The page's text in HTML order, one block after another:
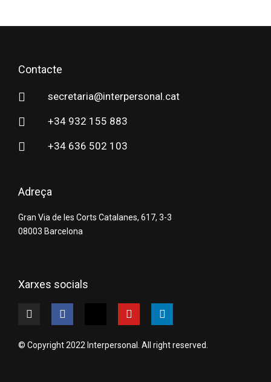
Contacte
secretaria@interpersonal.cat
+34 932 155 883
+34 636 502 103
Adreça
Gran Via de les Corts Catalanes, 617, 3-3
08003 Barcelona
Xarxes socials
I
n
t
a
F
a
e
b
w
i
Y
o
t
u
L
i
k
e
© Copyright 2022 Interpersonal. All right reserved.